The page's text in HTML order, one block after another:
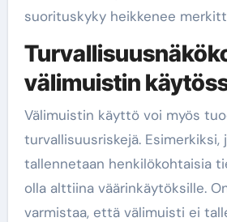
suorituskyky heikkenee
välimuistin
Välimuistin käyttö voi myös
turvallisuusriskejä. Esimerkiksi,
tallennetaan henkilökohtaisia
olla alttiina väärinkäytöksille.
varmistaa, että välimuisti ei